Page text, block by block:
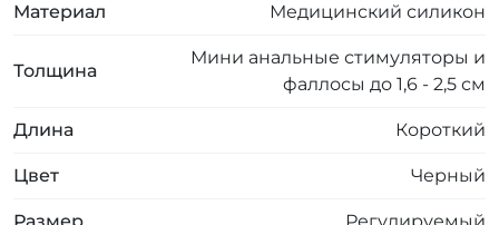
Материал Медицинский силикон
Толщина
Мини анальные стимуляторы и
фаллосы до 1,6 - 2,5 см
Длина Короткий
Цвет Черный